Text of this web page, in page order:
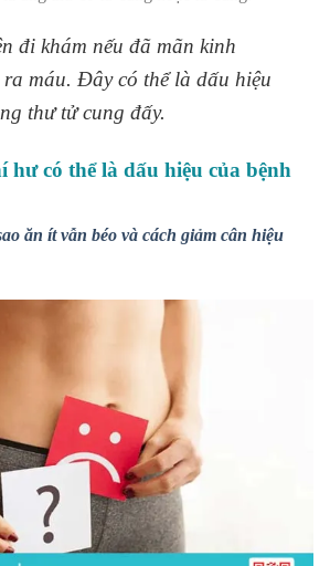
đi khám nếu đã mãn kinh
máu. Đây có thể là dấu hiệu
thư tử cung đấy.
hư có thể là dấu hiệu của bệnh
ăn ít vẫn béo và cách giảm cân hiệu